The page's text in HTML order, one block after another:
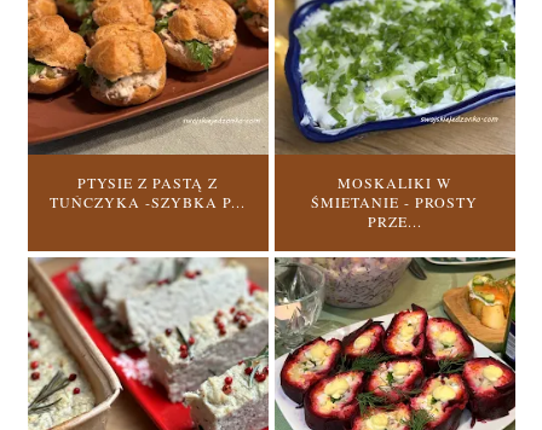
PTYSIE Z PASTĄ Z
TUŃCZYKA -SZYBKA P...
MOSKALIKI W
ŚMIETANIE - PROSTY
PRZE...